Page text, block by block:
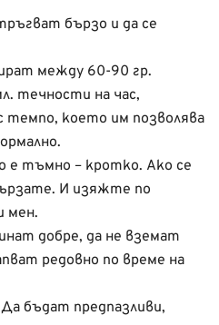
бързо и да се
между 60-90 гр.
течности на час,
темпо, което им позволява
е тъмно – кротко. Ако се
И изяжте по
мен.
добре, да не вземат
редовно по време на
Да бъдат предпазливи,